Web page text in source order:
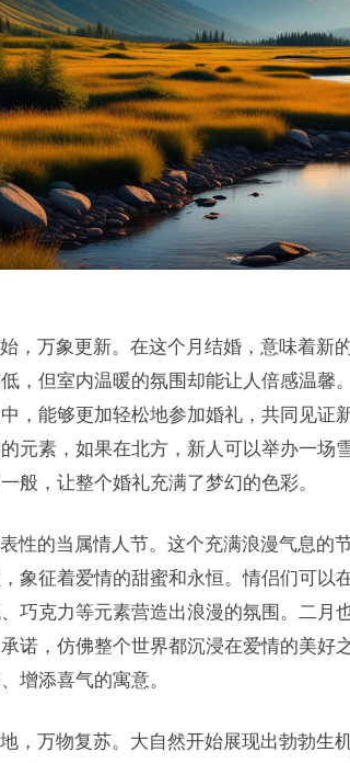
，万象更新。在这个月结婚，意味着新
，但室内温暖的氛围却能让人倍感温馨
，能够更加轻松地参加婚礼，共同见证
元素，如果在北方，新人可以举办一场
般，让整个婚礼充满了梦幻的色彩。
性的当属情人节。这个充满浪漫气息的
象征着爱情的甜蜜和永恒。情侣们可以
巧克力等元素营造出浪漫的氛围。二月
诺，仿佛整个世界都沉浸在爱情的美好
增添喜气的寓意。
，万物复苏。大自然开始展现出勃勃生